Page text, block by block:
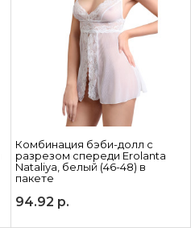
Комбинация бэби-долл с
разрезом спереди Erolanta
Nataliya, белый (46-48) в
пакете
94.92 р.